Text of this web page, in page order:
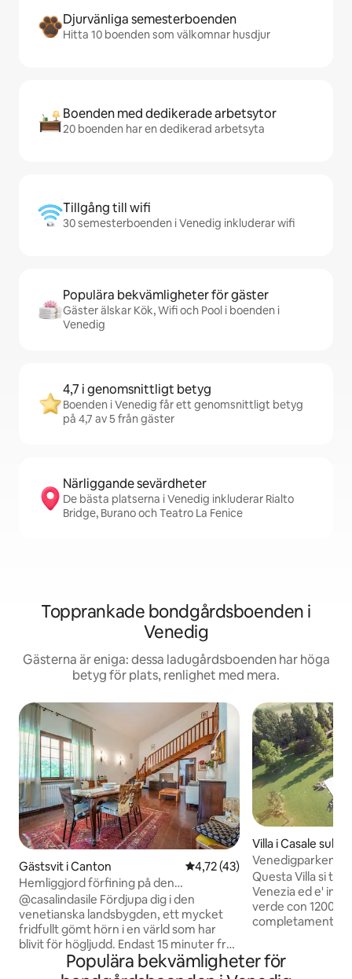
Djurvänliga semesterboenden
Hitta 10 boenden som välkomnar husdjur
Boenden med dedikerade arbetsytor
20 boenden har en dedikerad arbetsyta
Tillgång till wifi
30 semesterboenden i Venedig inkluderar wifi
Populära bekvämligheter för gäster
Gäster älskar Kök, Wifi och Pool i boenden i
Venedig
4,7 i genomsnittligt betyg
Boenden i Venedig får ett genomsnittligt betyg
på 4,7 av 5 från gäster
Närliggande sevärdheter
De bästa platserna i Venedig inkluderar Rialto
Bridge, Burano och Teatro La Fenice
Topprankade bondgårdsboenden i
Venedig
Gästerna är eniga: dessa ladugårdsboenden har höga
betyg för plats, renlighet med mera.
Gästsvit i Canton 4,72 av 5 i genomsnittligt
4,72 (43)
Hemliggjord förfining på den
venetianska landsbygden
@casalindasile Fördjupa dig i den
venetianska landsbygden, ett mycket
fridfullt gömt hörn i en värld som har
blivit för högljudd. Endast 15 minuter från
Marco Polo flygplats, 30 minuter från
Venedig och en kort bilresa till Treviso.
Villa i Casale sul
Venedigparken
Questa Villa si
Venezia ed e'
verde con 12000
completamente
lago con una
pescare. la Villa
Populära bekvämligheter för